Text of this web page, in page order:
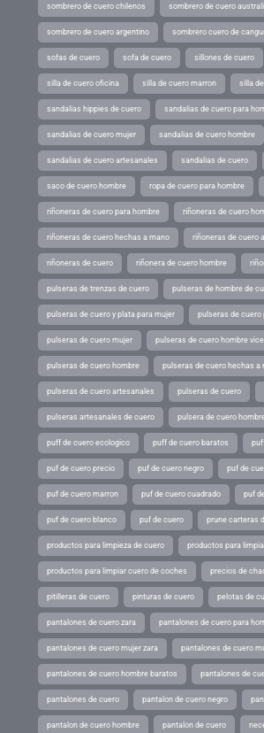
sombrero de cuero chilenos sombrero de cuero
sombrero de cuero argentino sombrero cuero de
sofas de cuero sofa de cuero sillones de cuero
silla de cuero oficina silla de cuero marron silla
sandalias hippies de cuero sandalias de cuero para
sandalias de cuero mujer sandalias de cuero hombre
sandalias de cuero artesanales sandalias de cuero
saco de cuero hombre ropa de cuero para hombre
riñoneras de cuero para hombre riñoneras de cuero
riñoneras de cuero hechas a mano riñoneras de cuero
riñoneras de cuero riñonera de cuero hombre
pulseras de trenzas de cuero pulseras de hombre de
pulseras de cuero y plata para mujer pulseras de cuero
pulseras de cuero mujer pulseras de cuero hombre
pulseras de cuero hombre pulseras de cuero hechas a
pulseras de cuero artesanales pulseras de cuero
pulseras artesanales de cuero pulsera de cuero
puff de cuero ecologico puff de cuero baratos
puf de cuero precio puf de cuero negro puf de
puf de cuero marron puf de cuero cuadrado puf
puf de cuero blanco puf de cuero prune carteras
productos para limpieza de cuero productos para
productos para limpiar cuero de coches precios de
pitilleras de cuero pinturas de cuero pelotas de
pantalones de cuero zara pantalones de cuero para
pantalones de cuero mujer zara pantalones de cuero
pantalones de cuero hombre baratos pantalones de
pantalones de cuero pantalon de cuero negro
pantalon de cuero hombre pantalon de cuero